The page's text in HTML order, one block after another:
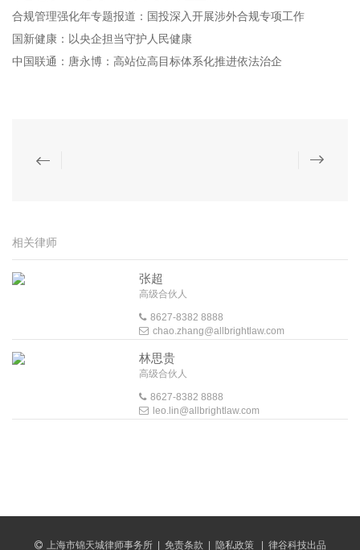
合规管理强化年专题报道：国投深入开展涉外合规专项工作
国新健康：以央企担当守护人民健康
中国联通：唐永博：高站位高目标体系化推进依法治企
相关律师
张超
高级合伙人
8627-8382 8888
chao.zhang@allbrightlaw.com
林思贵
高级合伙人
8627-8382 8888
leo.lin@allbrightlaw.com
上海市锦天城律师事务所 免责条款 隐私政策 律谷科技出品